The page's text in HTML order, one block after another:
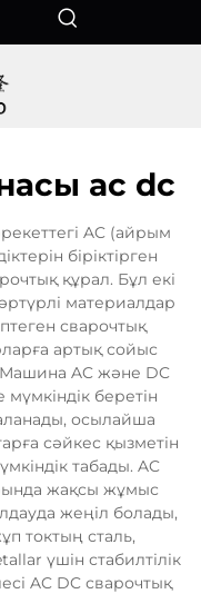
ac dc
AC (айрым
біріктірген
құрал. Бұл екі
материалдар
сварочтық
артық сойыс
Машина AC және DC
беретін
осылайша
сәйкес қызметін
табады. AC
жақсы жұмыс
жеңіл болады,
токтың сталь,
үшін стабилтілік
AC DC сварочтық